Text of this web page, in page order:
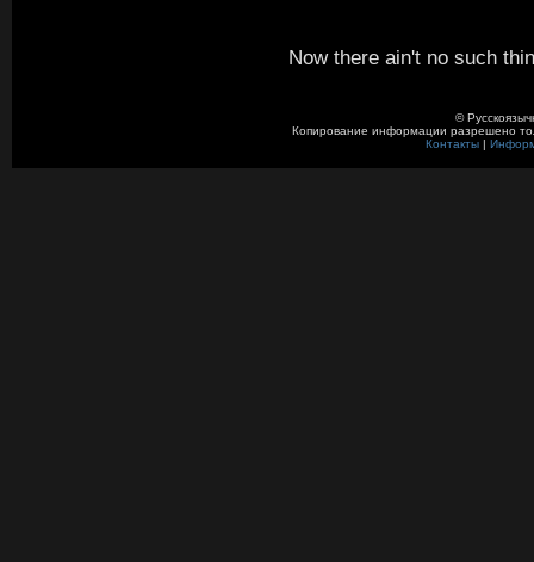
Now there ain't no such
©
Копирование информации разрешено
Контакты|